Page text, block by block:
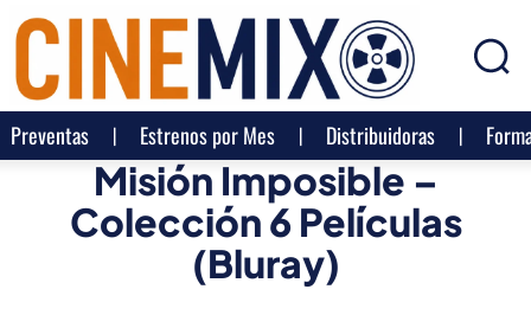
Preventas Estrenos por Mes Distribuidoras
Misión Imposible –
Colección 6 Películas
(Bluray)